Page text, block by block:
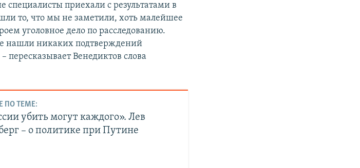
специалисты приехали с результатами в
то, что мы не заметили, хоть малейшее
уголовное дело по расследованию.
нашли никаких подтверждений
Венедиктов слова
ПО ТЕМЕ:
убить могут каждого». Лев
– о политике при Путине